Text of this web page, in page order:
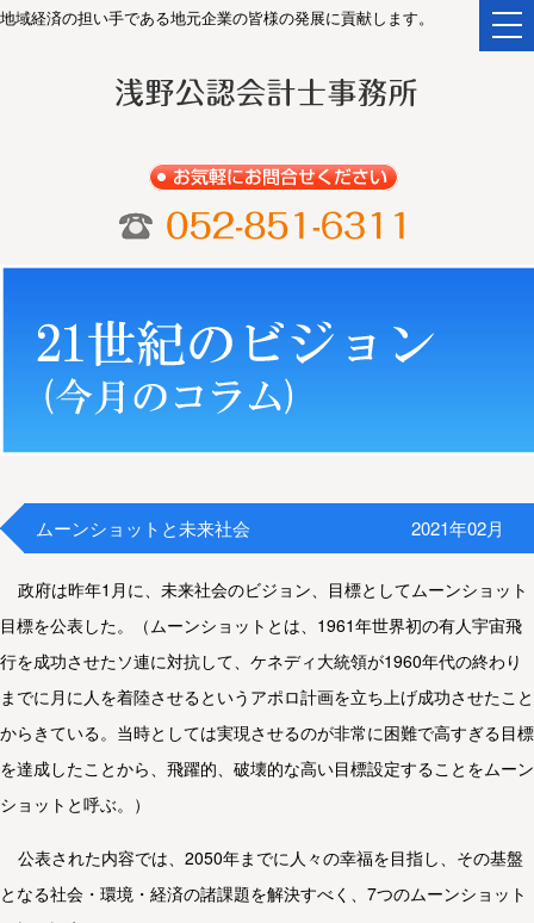
地域経済の担い手である地元企業の皆様の発展に貢献します。
ムーンショットと未来社会 2021年02月
政府は昨年1月に、未来社会のビジョン、目標としてムーンショット
目標を公表した。（ムーンショットとは、1961年世界初の有人宇宙飛
行を成功させたソ連に対抗して、ケネディ大統領が1960年代の終わり
までに月に人を着陸させるというアポロ計画を立ち上げ成功させたこと
からきている。当時としては実現させるのが非常に困難で高すぎる目標
を達成したことから、飛躍的、破壊的な高い目標設定することをムーン
ショットと呼ぶ。）
公表された内容では、2050年までに人々の幸福を目指し、その基盤
となる社会・環境・経済の諸課題を解決すべく、7つのムーンショット